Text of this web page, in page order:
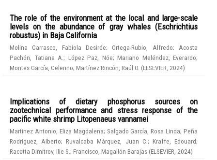
The role of the environment at the local and large-scale
levels on the abundance of gray whales (Eschrichtius
robustus) in Baja California
Molina Carrasco, Fabiola Desirée;Ortega-Rubio, Alfredo; Acosta
Pachón, Tatiana A. ; López Paz, Nóe; Mariano Meléndez, Everardo;
Montes García, Celerino; Martínez Rincón, Raúl O. (ELSEVIER 2024)
Implications of dietary phosphorus sources on
zootechnical performance and stress response of the
pacific white shrimp Litopenaeus vannamei
Martinez Antonio, Eliza Magdalena; Salgado García, Rosa Linda; Peña
Rodríguez, Alberto;Ruvalcaba Márquez, Juan C. ; Kraffe, Edouard;
Racotta Dimitrov, Ilie S. ; Francisco, Magallón Barajas (ELSEVIER 2024)